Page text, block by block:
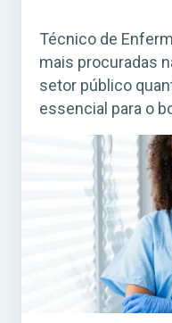
Técnico de
mais procuradas
setor público
essencial para o
hospitais,
instituições
atuam
pacientes e no
Acesse agora o […]